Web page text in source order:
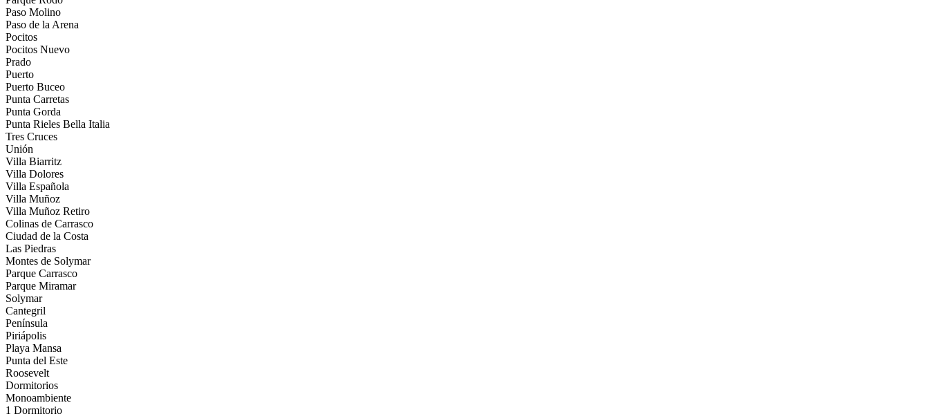
Paso Molino
Paso de la Arena
Pocitos
Pocitos Nuevo
Prado
Puerto
Puerto Buceo
Punta Carretas
Punta Gorda
Punta Rieles Bella Italia
Tres Cruces
Unión
Villa Biarritz
Villa Dolores
Villa Española
Villa Muñoz
Villa Muñoz Retiro
Colinas de Carrasco
Ciudad de la Costa
Las Piedras
Montes de Solymar
Parque Carrasco
Parque Miramar
Solymar
Cantegril
Península
Piriápolis
Playa Mansa
Punta del Este
Roosevelt
Dormitorios
Monoambiente
1 Dormitorio